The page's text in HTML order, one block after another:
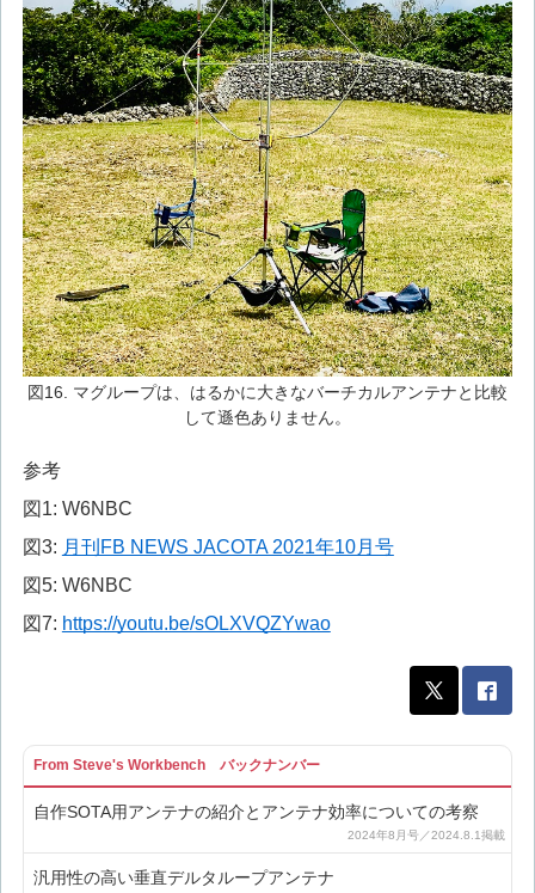
図16. マグループは、はるかに大きなバーチカルアンテナと比較
して遜色ありません。
参考
図1: W6NBC
図3: 月刊FB NEWS JACOTA 2021年10月号
図5: W6NBC
図7: https://youtu.be/sOLXVQZYwao
From Steve's Workbench バックナンバー
自作SOTA用アンテナの紹介とアンテナ効率についての考察
汎用性の高い垂直デルタループアンテナ